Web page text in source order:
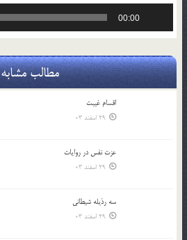
00:00
مطالب مشابه
اقسام غيبت
29 اسفند 03
عزت نفس در روايات
29 اسفند 03
سه رذیله شیطانی
29 اسفند 03